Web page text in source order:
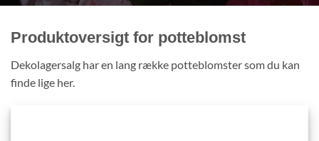
Produktoversigt for potteblomst
Dekolagersalg har en lang række potteblomster som du kan
finde lige her.